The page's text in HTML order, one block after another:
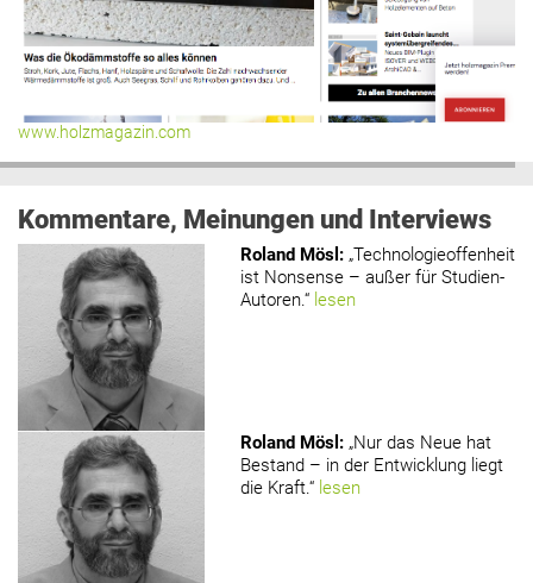
www.holzmagazin.com
Kommentare, Meinungen und Interviews
Roland Mösl : „Technologieoffenheit
ist Nonsense – außer für Studien-
Autoren.“ lesen
Roland Mösl : „Nur das Neue hat
Bestand – in der Entwicklung liegt
die Kraft.“ lesen